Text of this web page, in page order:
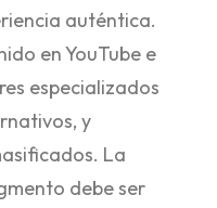
auténtica.
en YouTube e
especializados
y
La
debe ser